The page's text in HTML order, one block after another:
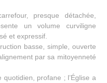
presque détachée,
un volume curviligne
et expressif.
basse, simple, ouverte
par sa mitoyenneté
profane ; l’Église a